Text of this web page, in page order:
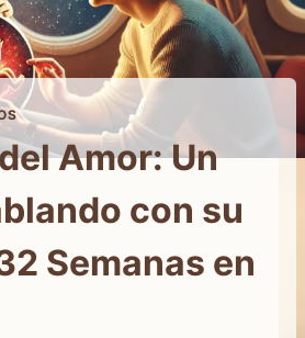
Amor: Un
con su
Semanas en